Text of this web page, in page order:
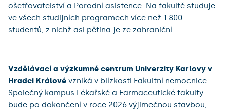
ošetřovatelství a Porodní asistence. Na fakultě studuje
ve všech studijních programech více než 1 800
studentů, z nichž asi pětina je ze zahraniční.
Vzdělávací a výzkumné centrum Univerzity Karlovy v
Hradci Králové vzniká v blízkosti Fakultní nemocnice.
Společný kampus Lékařské a Farmaceutické fakulty
bude po dokončení v roce 2026 výjimečnou stavbou,